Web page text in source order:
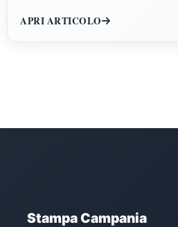
Dipartimenti di Scienze Giuridiche ed
APRI ARTICOLO
Stampa Campania